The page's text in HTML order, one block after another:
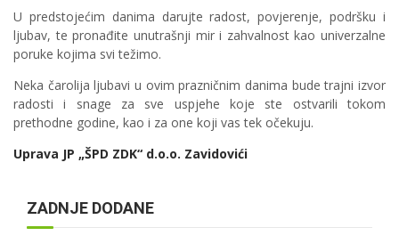
U predstojećim danima darujte radost, povjerenje, podršku i
ljubav, te pronađite unutrašnji mir i zahvalnost kao univerzalne
poruke kojima svi težimo.
Neka čarolija ljubavi u ovim prazničnim danima bude trajni izvor
radosti i snage za sve uspjehe koje ste ostvarili tokom
prethodne godine, kao i za one koji vas tek očekuju.
Uprava JP „ŠPD ZDK“ d.o.o. Zavidovići
ZADNJE DODANE